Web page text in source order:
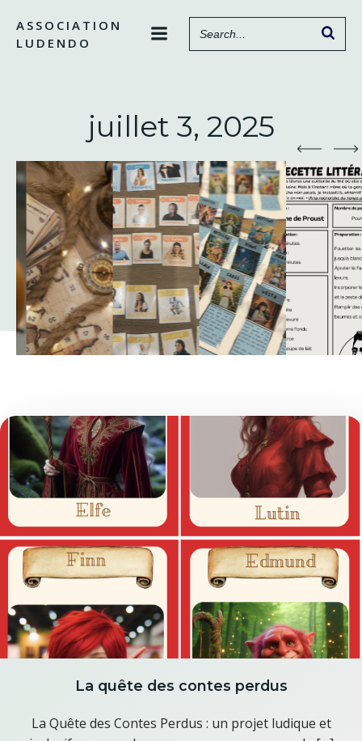
contenu
ASSOCIATION
LUDENDO
juillet 3, 2025
La quête des contes perdus
La Quête des Contes Perdus : un projet ludique et